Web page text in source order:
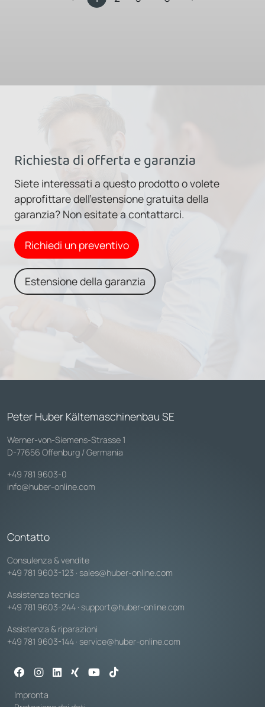
Richiesta di offerta e garanzia
Siete interessati a questo prodotto o volete
approfittare dell'estensione gratuita della
garanzia? Non esitate a contattarci.
Richiedi un preventivo
Estensione della garanzia
Peter Huber Kältemaschinenbau SE
Werner-von-Siemens-Strasse 1
D-77656 Offenburg / Germania
+49 781 9603-0
info@huber-online.com
Contatto
Consulenza & vendite
+49 781 9603-123 · sales@huber-online.com
Assistenza tecnica
+49 781 9603-244 · support@huber-online.com
Assistenza & riparazioni
+49 781 9603-144 · service@huber-online.com
Impronta